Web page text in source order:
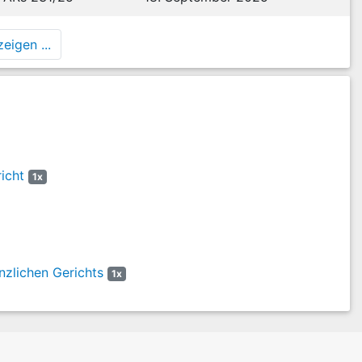
§§ 68a-c StGB
hier also diejenige des Landgerichts Braunschweig, und
2012 –2 ARs 167/12,NStZ-RR 2013, 59, 60; Fischer/Fischer,
hat (KK-StPO/Appl, 9. Aufl., § 462a Rn. 18 f., 23).
...
1x
Gerichts
1x